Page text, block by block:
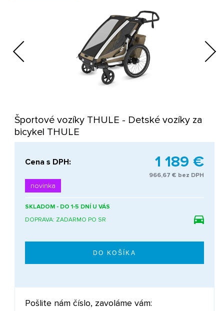
Previous Next
Športové vozíky THULE - Detské vozíky za
bicykel THULE
Cena s DPH: 1 189 €
966,67 € bez DPH
novinka
SKLADOM - DO 1-5 DNÍ U VÁS
DOPRAVA: ZADARMO PO SR
Pošlite nám číslo, zavoláme vám: